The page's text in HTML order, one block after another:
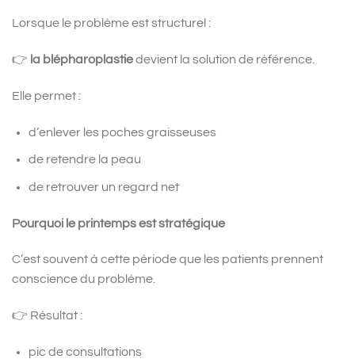
Lorsque le problème est structurel :
👉 la blépharoplastiedevient la solution de référence.
Elle permet :
d’enlever les poches graisseuses
de retendre la peau
de retrouver un regard net
Pourquoi le printemps est stratégique
C’est souvent à cette période que les patients prennent
conscience du problème.
👉 Résultat :
pic de consultations